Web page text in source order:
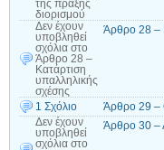
της πράξης
διορισμού
Δεν έχουν
υποβληθεί
σχόλια στο
Άρθρο 28 –
Κατάρτιση
υπαλληλικής
σχέσης
Άρθρο 28 –
1 Σχόλιο
Άρθρο 29 –
Δεν έχουν
υποβληθεί
σχόλια στο
Άρθρο 30 –